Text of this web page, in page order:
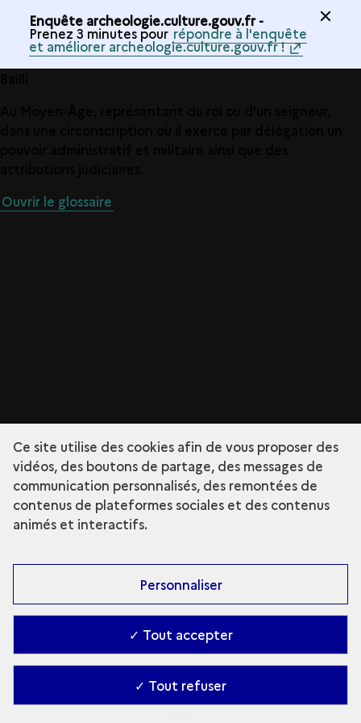
Enquête archeologie.culture.gouv.fr -
Prenez 3 minutes pour répondre à l'enquête
et améliorer archeologie.culture.gouv.fr !
Ouvrir le glossaire
Ce site utilise des cookies afin de vous proposer des
vidéos, des boutons de partage, des messages de
communication personnalisés, des remontées de
contenus de plateformes sociales et des contenus
animés et interactifs.
Personnaliser
✓ Tout accepter
✓ Tout refuser